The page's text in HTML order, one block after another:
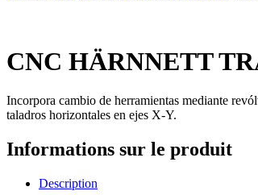
CNC HÄRNNETT
Incorpora cambio de herramientas mediante
taladros horizontales en ejes X-Y.
Informations sur le produit
Description